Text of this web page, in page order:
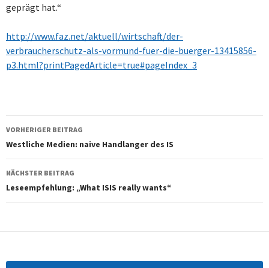
geprägt hat.“
http://www.faz.net/aktuell/wirtschaft/der-
verbraucherschutz-als-vormund-fuer-die-buerger-13415856-
p3.html?printPagedArticle=true#pageIndex_3
Beitragsnavigation
VORHERIGER BEITRAG
Westliche Medien: naive Handlanger des IS
NÄCHSTER BEITRAG
Leseempfehlung: „What ISIS really wants“